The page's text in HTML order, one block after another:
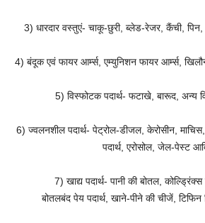
3) धारदार वस्तुएं- चाकू-छुरी, ब्लेड-रेजर, कैंची,
4) बंदूक एवं फायर आर्म्स, एम्युनिशन फायर आर्म्स,
5) विस्फोटक पदार्थ- फटाखे, बारूद, अन्य
6) ज्वलनशील पदार्थ- पेट्रोल-डीजल, केरोसीन,
पदार्थ, एरोसोल, जेल-पेस्ट
7) खाद्य पदार्थ- पानी की बोतल,
बोतलबंद पेय पदार्थ, खाने-पीने की चीजें, टिफिन